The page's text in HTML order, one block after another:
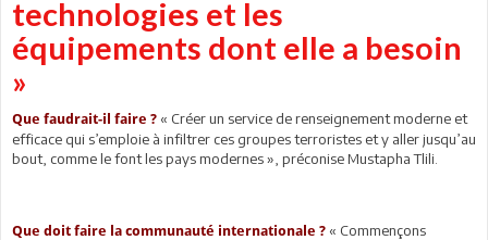
technologies et les
équipements dont elle a besoin
»
Que faudrait-il faire ? « Créer un service de renseignement moderne et
efficace qui s’emploie à infiltrer ces groupes terroristes et y aller jusqu’au
bout, comme le font les pays modernes », préconise Mustapha Tlili.
Que doit faire la communauté internationale ? « Commençons